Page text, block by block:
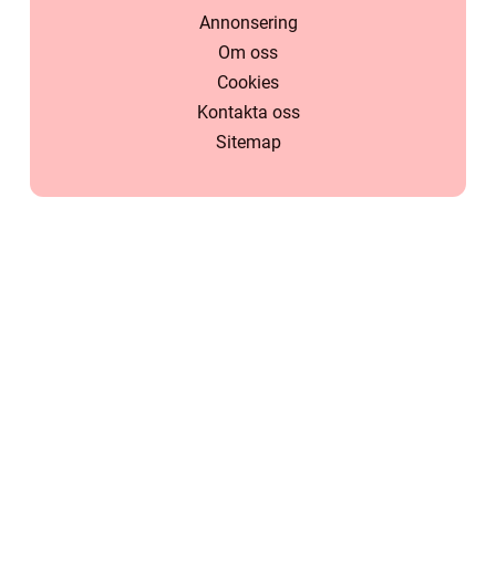
Annonsering
Om oss
Cookies
Kontakta oss
Sitemap